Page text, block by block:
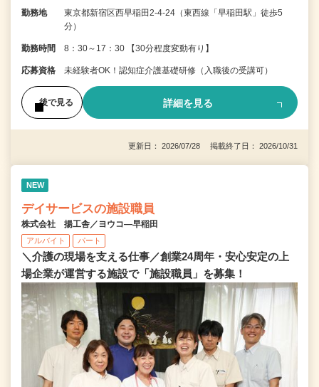
勤務地
東京都新宿区西早稲田2-4-24（東西線「早稲田駅」徒歩5
分）
勤務時間 8：30～17：30 【30分程度変動有り】
応募資格 未経験者OK！認知症介護基礎研修（入職後の受講可）
後で見る 詳細を見る
更新日： 2026/07/28 掲載終了日： 2026/10/31
NEW
デイサービスの施設職員
株式会社 揚工舎／ヨウコ―早稲田
アルバイト パート
＼介護の現場を支える仕事／創業24周年・安心安定の上
場企業が運営する施設で「施設職員」を募集！